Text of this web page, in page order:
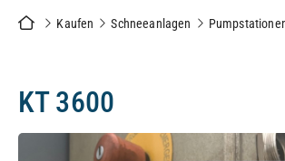
Kaufen Schneeanlagen
KT 3600